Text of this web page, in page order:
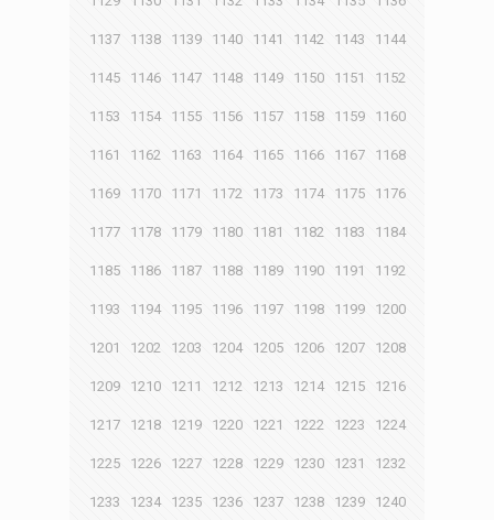
1137 1138 1139 1140 1141 1142 1143 1144
1145 1146 1147 1148 1149 1150 1151 1152
1153 1154 1155 1156 1157 1158 1159 1160
1161 1162 1163 1164 1165 1166 1167 1168
1169 1170 1171 1172 1173 1174 1175 1176
1177 1178 1179 1180 1181 1182 1183 1184
1185 1186 1187 1188 1189 1190 1191 1192
1193 1194 1195 1196 1197 1198 1199 1200
1201 1202 1203 1204 1205 1206 1207 1208
1209 1210 1211 1212 1213 1214 1215 1216
1217 1218 1219 1220 1221 1222 1223 1224
1225 1226 1227 1228 1229 1230 1231 1232
1233 1234 1235 1236 1237 1238 1239 1240